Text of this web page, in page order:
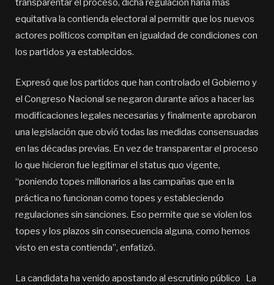
transparentar el proceso, dicha regulación haría más
equitativa la contienda electoral al permitir que los nuevos
actores políticos compitan en igualdad de condiciones con
los partidos ya establecidos.
Expresó que los partidos que han controlado el Gobierno y
el Congreso Nacional se negaron durante años a hacer las
modificaciones legales necesarias y finalmente aprobaron
una legislación que obvió todas las medidas consensuadas
en las décadas previas. En vez de transparentar el proceso
lo que hicieron fue legitimar el status quo vigente,
“poniendo topes millonarios a las campañas que en la
práctica no funcionan como topes y estableciendo
regulaciones sin sanciones. Eso permite que se violen los
topes y los plazos sin consecuencia alguna, como hemos
visto en esta contienda”, enfatizó.
La candidata ha venido apostando al escrutinio público La